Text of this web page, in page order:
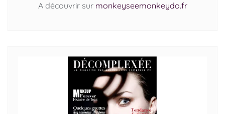
A découvrir sur monkeyseemonkeydo.fr